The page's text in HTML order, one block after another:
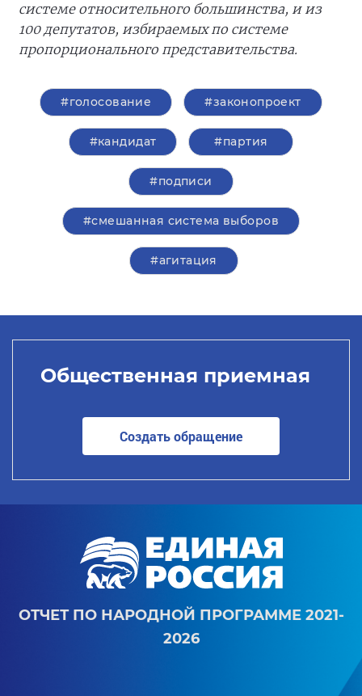
системе относительного большинства, и из
100 депутатов, избираемых по системе
пропорционального представительства.
#голосование #законопроект
#кандидат #партия
#подписи
#смешанная система выборов
#агитация
Общественная приемная
Создать обращение
ОТЧЕТ ПО НАРОДНОЙ ПРОГРАММЕ 2021-
2026